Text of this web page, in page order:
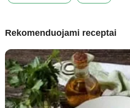
Rekomenduojami receptai